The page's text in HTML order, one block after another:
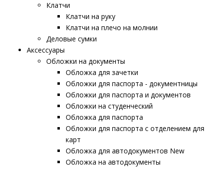
Клатчи
Клатчи на руку
Клатчи на плечо на молнии
Деловые сумки
Аксессуары
Обложки на документы
Обложка для зачетки
Обложки для паспорта - документницы
Обложки для паспорта и документов
Обложки на студенческий
Обложка для паспорта
Обложки для паспорта с отделением для
карт
Обложка для автодокументов New
Обложка на автодокументы